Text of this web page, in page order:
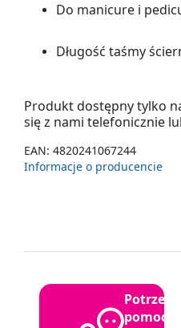
Do manicure i
Długość taśmy
Produkt dostępny tylko
się z nami telefonicznie
EAN: 4820241067244
Informacje o producencie
pomocy?